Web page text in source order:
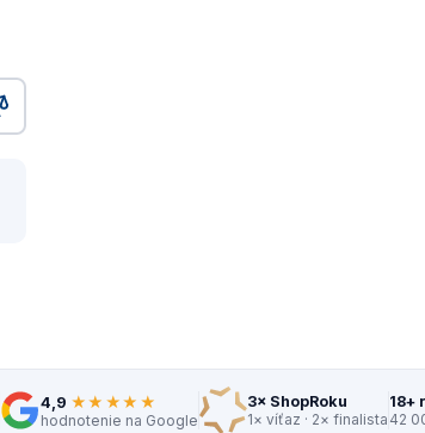
4,9 ★★★★★
hodnotenie na Google
3× ShopRoku
1× víťaz · 2× finalista
18+
42